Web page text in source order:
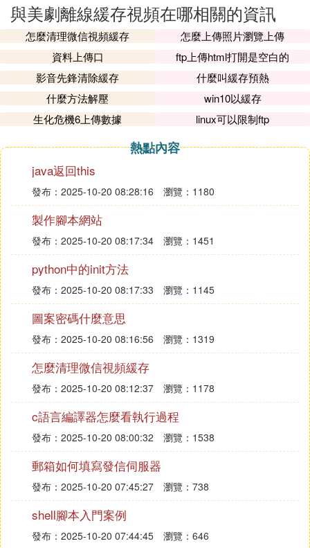
與美劇離線緩存視頻在哪相關的資訊
怎麼清理微信視頻緩存
怎麼上傳照片瀏覽上傳
資料上傳口
ftp上傳html打開是空白的
影音先鋒清除緩存
什麼叫緩存預熱
什麼方法解壓
win10以緩存
生化危機6上傳數據
linux可以限制ftp
熱點內容
java返回this
發布：2025-10-20 08:28:16 瀏覽：1180
製作腳本網站
發布：2025-10-20 08:17:34 瀏覽：1451
python中的init方法
發布：2025-10-20 08:17:33 瀏覽：1145
圖案密碼什麼意思
發布：2025-10-20 08:16:56 瀏覽：1319
怎麼清理微信視頻緩存
發布：2025-10-20 08:12:37 瀏覽：1178
c語言編譯器怎麼看執行過程
發布：2025-10-20 08:00:32 瀏覽：1538
郵箱如何填寫發信伺服器
發布：2025-10-20 07:45:27 瀏覽：738
shell腳本入門案例
發布：2025-10-20 07:44:45 瀏覽：646